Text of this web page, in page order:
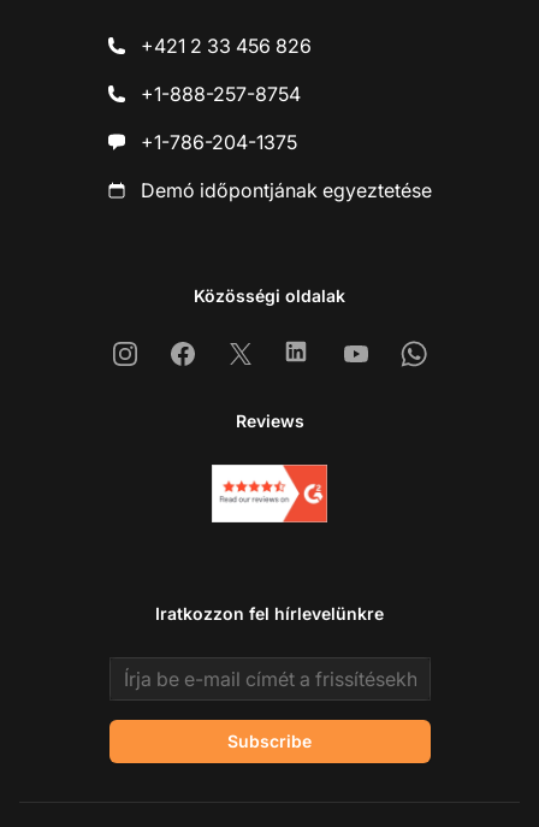
+421 2 33 456 826
+1-888-257-8754
+1-786-204-1375
Demó időpontjának egyeztetése
Közösségi oldalak
InstagramFacebook
X LinkedinYoutubeWhatsapp
Reviews
Iratkozzon fel hírlevelünkre
Email address
Subscribe